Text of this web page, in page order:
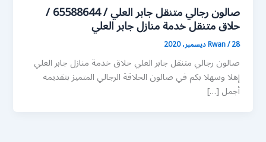
صالون رجالي متنقل جابر العلي / 65588644 /
حلاق متنقل خدمة منازل جابر العلي
Rwan/28 ديسمبر، 2020
صالون رجالي متنقل جابر العلي حلاق خدمة منازل جابر العلي
إهلا وسهلا بكم في صالون الحلاقة الرجالي المتميز بتقديمه
أجمل […]